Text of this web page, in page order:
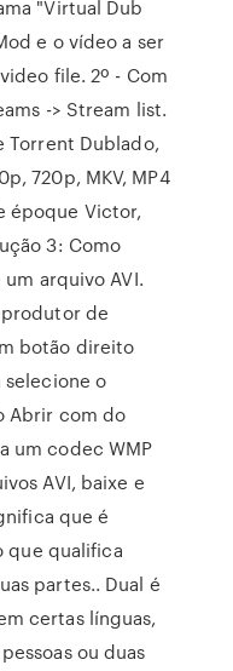
"Virtual Dub
e o vídeo a ser
file. 2º - Com
-> Stream list.
Torrent Dublado,
720p, MKV, MP4
époque Victor,
3: Como
arquivo AVI.
de
botão direito
o
Abrir com do
um codec WMP
AVI, baixe e
que é
que qualifica
partes.. Dual é
certas línguas,
ou duas